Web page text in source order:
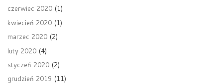
czerwiec 2020 (1)
kwiecień 2020 (1)
marzec 2020 (2)
luty 2020 (4)
styczeń 2020 (2)
grudzień 2019 (11)